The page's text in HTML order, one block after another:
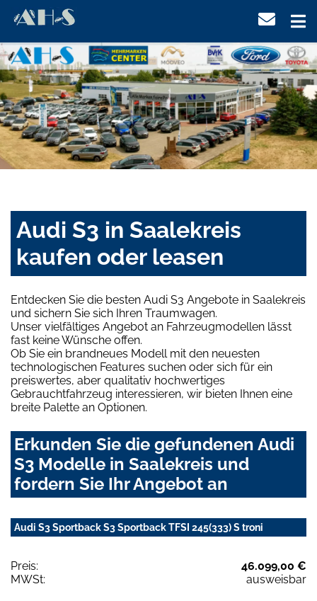
Audi S3 in Saalekreis
kaufen oder leasen
Entdecken Sie die besten Audi S3 Angebote in Saalekreis
und sichern Sie sich Ihren Traumwagen.
Unser vielfältiges Angebot an Fahrzeugmodellen lässt
fast keine Wünsche offen.
Ob Sie ein brandneues Modell mit den neuesten
technologischen Features suchen oder sich für ein
preiswertes, aber qualitativ hochwertiges
Gebrauchtfahrzeug interessieren, wir bieten Ihnen eine
breite Palette an Optionen.
Erkunden Sie die gefundenen Audi
S3 Modelle in Saalekreis und
fordern Sie Ihr Angebot an
Audi S3 Sportback S3 Sportback TFSI 245(333) S troni
Preis:
46.099,00 €
MWSt:
ausweisbar